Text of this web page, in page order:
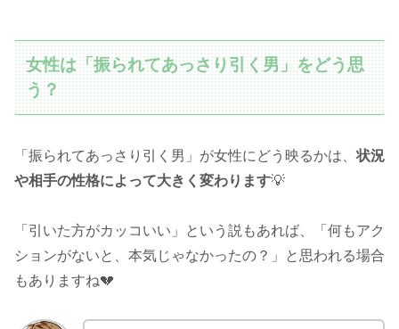
女性は「振られてあっさり引く男」をどう思
う？
「振られてあっさり引く男」が女性にどう映るかは、状況
や相手の性格によって大きく変わります💡
「引いた方がカッコいい」という説もあれば、「何もアク
ションがないと、本気じゃなかったの？」と思われる場合
もありますね💔